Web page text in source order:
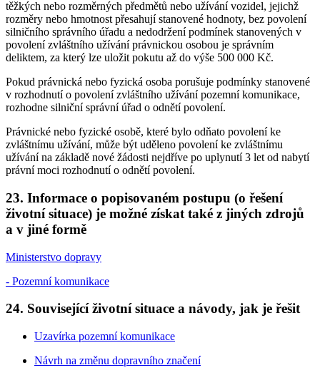
těžkých nebo rozměrných předmětů nebo užívání vozidel, jejichž
rozměry nebo hmotnost přesahují stanovené hodnoty, bez povolení
silničního správního úřadu a nedodržení podmínek stanovených v
povolení zvláštního užívání právnickou osobou je správním
deliktem, za který lze uložit pokutu až do výše 500 000 Kč.
Pokud právnická nebo fyzická osoba porušuje podmínky stanovené
v rozhodnutí o povolení zvláštního užívání pozemní komunikace,
rozhodne silniční správní úřad o odnětí povolení.
Právnické nebo fyzické osobě, které bylo odňato povolení ke
zvláštnímu užívání, může být uděleno povolení ke zvláštnímu
užívání na základě nové žádosti nejdříve po uplynutí 3 let od nabytí
právní moci rozhodnutí o odnětí povolení.
23. Informace o popisovaném postupu (o řešení
životní situace) je možné získat také z jiných zdrojů
a v jiné formě
Ministerstvo dopravy
- Pozemní komunikace
24. Související životní situace a návody, jak je řešit
Uzavírka pozemní komunikace
Návrh na změnu dopravního značení